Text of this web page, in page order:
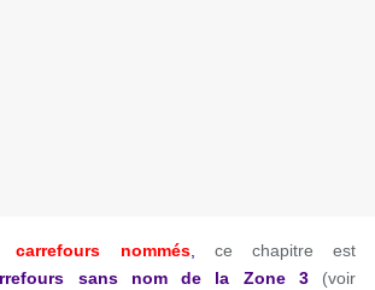
carrefours nommés,
ce chapitre est
sans nom de la Zone 3
(voir